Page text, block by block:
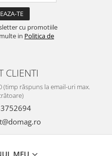
cu promotiile
in Politica de
CLIENTI
(timp răspuns la email-uri max.
MEU